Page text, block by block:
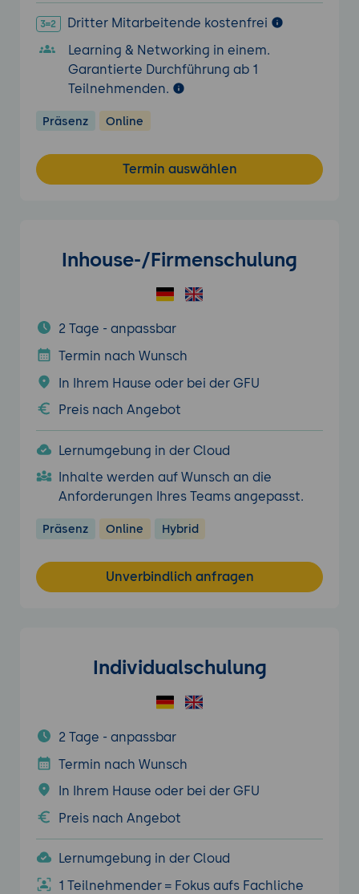
Dritter Mitarbeitende kostenfrei
Learning & Networking in einem.
Garantierte Durchführung ab 1
Teilnehmenden.
Präsenz Online
Termin auswählen
Inhouse-/Firmenschulung
2 Tage - anpassbar
Termin nach Wunsch
In Ihrem Hause oder bei der GFU
Preis nach Angebot
Lernumgebung in der Cloud
Inhalte werden auf Wunsch an die
Anforderungen Ihres Teams angepasst.
Präsenz Online Hybrid
Unverbindlich anfragen
Individualschulung
2 Tage - anpassbar
Termin nach Wunsch
In Ihrem Hause oder bei der GFU
Preis nach Angebot
Lernumgebung in der Cloud
1 Teilnehmender = Fokus aufs Fachliche